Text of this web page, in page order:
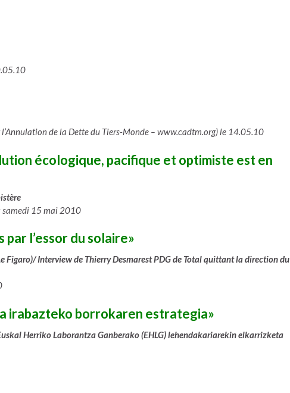
de la Dette du Tiers-Monde – www.cadtm.org) le 14.05.10
écologique, pacifique et optimiste est en
samedi 15 mai 2010
l’essor du solaire»
Interview de Thierry Desmarest PDG de Total quittant la direction du
irabazteko borrokaren estrategia»
Herriko Laborantza Ganberako (EHLG) lehendakariarekin elkarrizketa